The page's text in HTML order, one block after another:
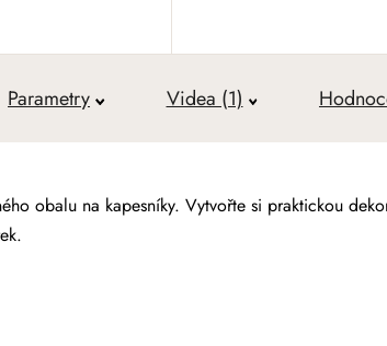
Parametry Videa (1)
obalu na kapesníky. Vytvořte si praktickou